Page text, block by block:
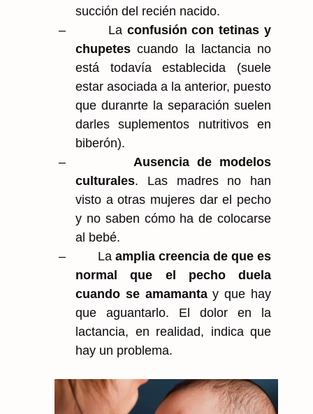
succión del recién nacido.
– La confusión con tetinas y
chupetes cuando la lactancia no
está todavía establecida (suele
estar asociada a la anterior, puesto
que duranrte la separación suelen
darles suplementos nutritivos en
biberón).
– Ausencia de modelos
culturales. Las madres no han
visto a otras mujeres dar el pecho
y no saben cómo ha de colocarse
al bebé.
– La amplia creencia de que es
normal que el pecho duela
cuando se amamantay que hay
que aguantarlo. El dolor en la
lactancia, en realidad, indica que
hay un problema.